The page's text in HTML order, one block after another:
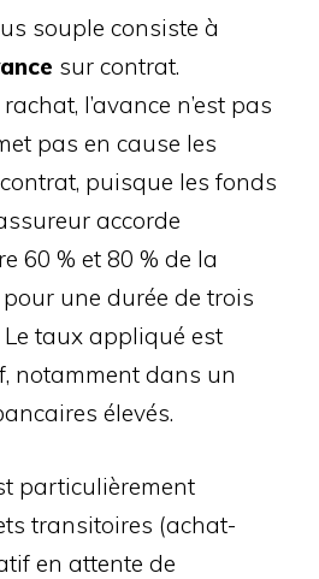
souple consiste à
sur contrat.
l’avance n’est pas
pas en cause les
puisque les fonds
accorde
60 % et 80 % de la
une durée de trois
taux appliqué est
notamment dans un
élevés.
particulièrement
transitoires (achat-
en attente de